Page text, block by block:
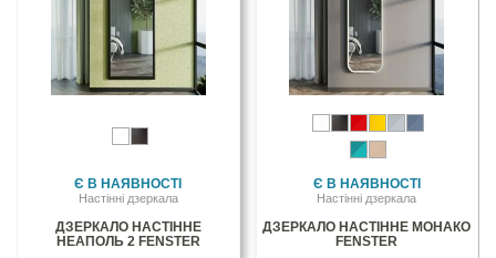
Є В НАЯВНОСТІ
Настінні дзеркала
ДЗЕРКАЛО НАСТІННЕ
НЕАПОЛЬ 2 FENSTER
Є В НАЯВНОСТІ
Настінні дзеркала
ДЗЕРКАЛО НАСТІННЕ МОНАКО
FENSTER